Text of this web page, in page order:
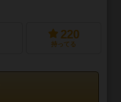
220
持ってる